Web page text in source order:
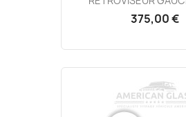
375,00 €